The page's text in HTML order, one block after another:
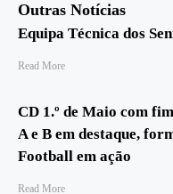
Outras Notícias
Equipa Técnica dos
Read More
CD 1.º de Maio com
A e B em destaque,
Football em ação
Read More